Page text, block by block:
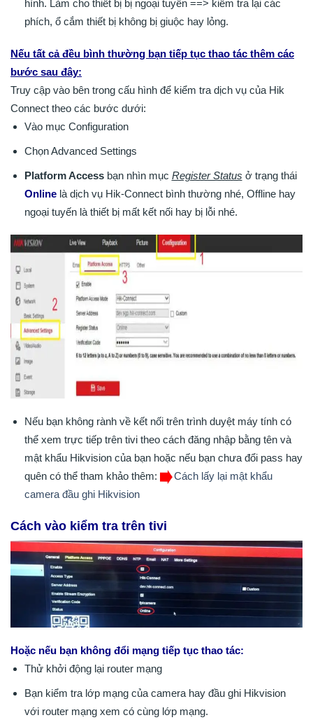
hình. Làm cho thiết bị bị ngoại tuyến ==> kiểm tra lại các
phích, ổ cắm thiết bị không bị giuộc hay lỏng.
Nếu tất cả đều bình thường bạn tiếp tục thao tác thêm các
bước sau đây:
Truy cập vào bên trong cấu hình để kiểm tra dịch vụ của Hik
Connect theo các bước dưới:
Vào mục Configuration
Chọn Advanced Settings
Platform Accessbạn nhìn mục Register Status ở trạng thái
Onlinelà dịch vụ Hik-Connect bình thường nhé, Offline hay
ngoại tuyến là thiết bị mất kết nối hay bị lỗi nhé.
Nếu bạn không rành về kết nối trên trình duyệt máy tính có
thể xem trực tiếp trên tivi theo cách đăng nhập bằng tên và
mật khẩu Hikvision của bạn hoặc nếu bạn chưa đổi pass hay
quên có thể tham khảo thêm:
Cách lấy lại mật khẩu
camera đầu ghi Hikvision
Cách vào kiểm tra trên tivi
Hoặc nếu bạn không đổi mạng tiếp tục thao tác:
Thử khởi động lại router mạng
Bạn kiểm tra lớp mạng của camera hay đầu ghi Hikvision
với router mạng xem có cùng lớp mạng.